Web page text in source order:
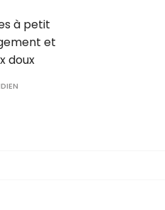
à petit
et
doux